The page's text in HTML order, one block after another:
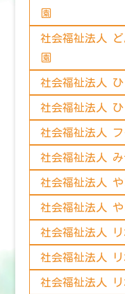
園
社会福祉法人
園
社会福祉法人
社会福祉法人
社会福祉法人
社会福祉法人
社会福祉法人
社会福祉法人
社会福祉法人
社会福祉法人
社会福祉法人